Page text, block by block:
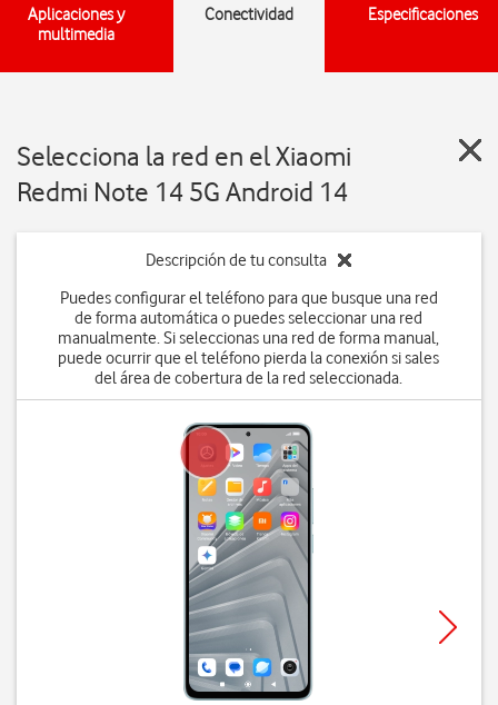
Aplicaciones y
multimedia
Conectividad Especificaciones
Selecciona la red en el Xiaomi
Redmi Note 14 5G Android 14
Descripción de tu consulta
Puedes configurar el teléfono para que busque una red
de forma automática o puedes seleccionar una red
manualmente. Si seleccionas una red de forma manual,
puede ocurrir que el teléfono pierda la conexión si sales
del área de cobertura de la red seleccionada.